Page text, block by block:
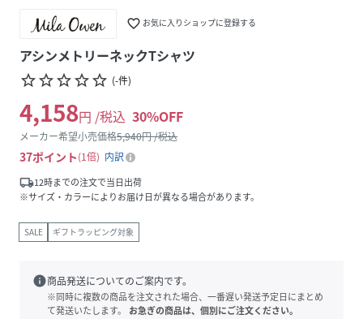
favorite_border お気に入りショップに登録する
アシンメトリーネックTシャツ
star_borderstar_borderstar_borderstar_borderstar_border (-件)
4,158円 /税込 30%OFF
メーカー希望小売価格5,940円 /税込
37ポイント 1倍
内訳
local_shipping12時までの注文で当日出荷
※サイズ・カラーによりお届け日が異なる場合があります。
SALE ギフトラッピング対象
info商品発送についてのご案内です。
※同時に複数の商品を注文された場合、一番遅い発送予定日にまとめ
て発送いたします。
お急ぎの商品は、個別にご注文ください。